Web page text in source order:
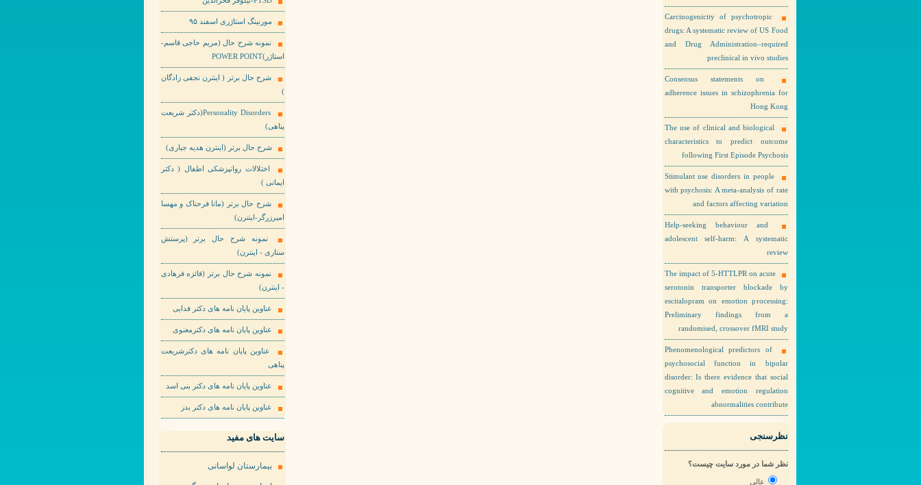
Carcinogenicity of psychotropic
drugs: A systematic review of US Food
and Drug Administration–required
preclinical in vivo studies
Consensus statements on
adherence issues in schizophrenia for
Hong Kong
The use of clinical and biological
characteristics to predict outcome
following First Episode Psychosis
Stimulant use disorders in people
with psychosis: A meta-analysis of rate
and factors affecting variation
Help-seeking behaviour and
adolescent self-harm: A systematic
review
The impact of 5-HTTLPR on acute
serotonin transporter blockade by
escitalopram on emotion processing:
Preliminary findings from a
randomised, crossover fMRI study
Phenomenological predictors of
psychosocial function in bipolar
disorder: Is there evidence that social
cognitive and emotion regulation
abnormalities contribute
نظرسنجی
نظر شما در مورد سایت چیست؟
عالی
مورنینگ استاژری اسفند ۹۵
نمونه شرح حال (مریم حاجی قاسم-
استاژر)POWER POINT
شرح حال برتر ( اینترن نجفی زادگان
)
Personality Disorders(دکتر شریعت
پناهی)
شرح حال برتر (اینترن هدیه جباری)
اختلالات روانپزشکی اطفال ( دکتر
ایمانی )
شرح حال برتر (مانا فرحناک و مهسا
امیرزرگر-اینترن)
نمونه شرح حال برتر (پرستش
ستاری - اینترن)
نمونه شرح حال برتر (فائزه فرهادی
- اینترن)
عناوین پایان نامه های دکتر فدایی
عناوین پایان نامه های دکترمعنوی
عناوین پایان نامه های دکترشریعت
پناهی
عناوین پایان نامه های دکتر بنی اسد
عناوین پایان نامه های دکتر بدر
سایت های مفید
بیمارستان لواسانی